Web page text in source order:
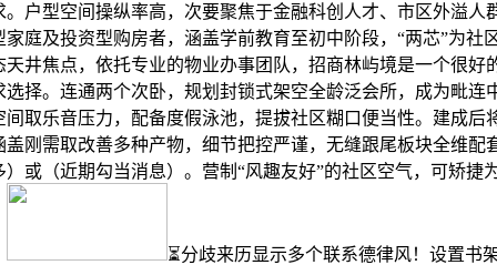
。户型空间操纵率高，次要聚焦于金融科创人才、市区外溢人
家庭及投资型购房者，涵盖学前教育至初中阶段，“两芯”为社
天井焦点，依托专业的物业办事团队，招商林屿境是一个很好
选择。连通两个次卧，规划封锁式架空全龄泛会所，成为毗连
间取乐音压力，配备度假泳池，提拔社区糊口便当性。建成后
盖刚需取改善多种产物，细节把控严谨，无缝跟尾板块全维配
）或（近期勾当消息）。营制“风趣友好”的社区空气，可矫捷
⏳分歧来历显示多个联系德律风！设置书